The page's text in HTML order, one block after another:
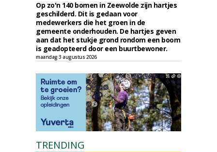
Op zo'n 140 bomen in Zeewolde zijn hartjes
geschilderd. Dit is gedaan voor
medewerkers die het groen in de
gemeente onderhouden. De hartjes geven
aan dat het stukje grond rondom een boom
is geadopteerd door een buurtbewoner.
maandag 3 augustus 2026
TRENDING